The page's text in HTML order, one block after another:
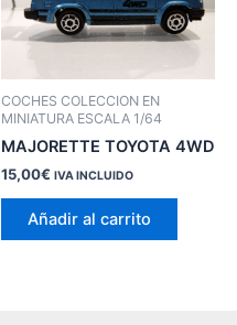
COCHES COLECCION EN
MINIATURA ESCALA 1/64
MAJORETTE TOYOTA 4WD
15,00€ IVA INCLUIDO
Añadir al carrito